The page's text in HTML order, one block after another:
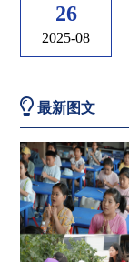
26
2025-08
最新图文